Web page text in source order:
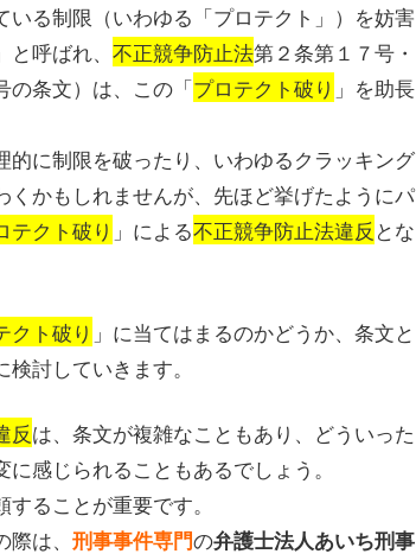
る制限（いわゆる「プロテクト」）を妨害
」と呼ばれ、 不正競争防止法第２条第１７号・
の条文）は、この「プロテクト破り 」を助長
的に制限を破ったり、いわゆるクラッキング
かもしれませんが、先ほど挙げたようにパ
テクト破り 」による不正競争防止法違反 とな
クト破り 」に当てはまるのかどうか、条文と
討していきます。
反は、条文が複雑なこともあり、どういった
感じられることもあるでしょう。
することが重要です。
は、 刑事事件専門の弁護士法人あいち刑事